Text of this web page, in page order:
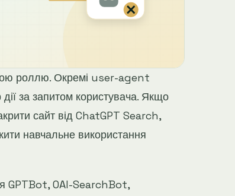
роллю. Окремі user-agent
за запитом користувача. Якщо
сайт від ChatGPT Search,
навчальне використання
GPTBot, OAI-SearchBot,